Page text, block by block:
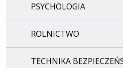
PSYCHOLOGIA
ROLNICTWO
TECHNIKA